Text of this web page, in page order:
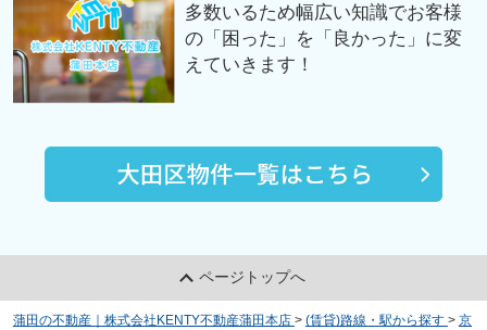
多数いるため幅広い知識でお客様
の「困った」を「良かった」に変
えていきます！
ページトップへ
蒲田の不動産｜株式会社KENTY不動産蒲田本店 > (賃貸)路線・駅から探す > 京